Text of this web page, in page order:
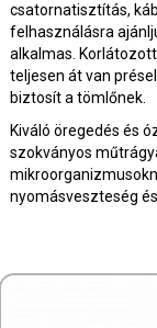
csatornatisztítás,
felhasználásra
alkalmas.
teljesen át van
biztosít a tömlőnek.
Kiváló öregedés és
szokványos
nyomásveszteség